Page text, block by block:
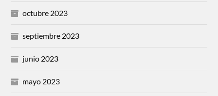
octubre 2023
septiembre 2023
junio 2023
mayo 2023